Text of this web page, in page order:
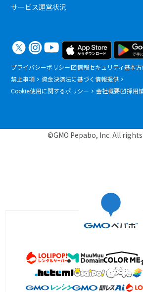
サービス運営状況
プライバシーポリシー 情報セキュリティ基本
禁止事項
資金決済法に基づく情報提供
Cookie使用に関するポリシー
会社概要 採用
©GMO Pepabo, Inc. All